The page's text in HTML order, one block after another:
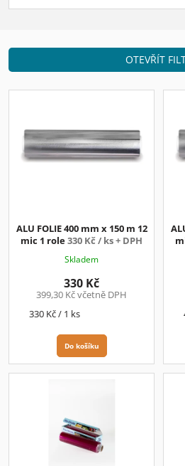
OTEVŘÍT
V
ALU FOLIE 400 mm x 150 m 12
mic 1 role330 Kč / ks + DPH
Skladem
399,30 Kč včetně DPH
330 Kč
Měrná
330 Kč / 1 ks
Do košíku